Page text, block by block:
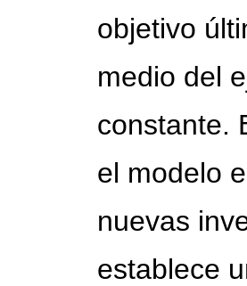
objetivo
medio del
constante.
el modelo
nuevas
establece